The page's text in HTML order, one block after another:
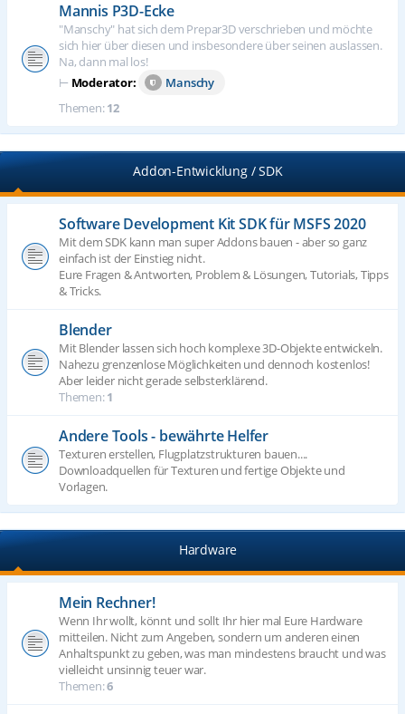
Mannis P3D-Ecke
"Manschy" hat sich dem Prepar3D verschrieben und möchte
sich hier über diesen und insbesondere über seinen auslassen.
Na, dann mal los!
⊢ Moderator:
Manschy
Themen:12
Addon-Entwicklung / SDK
Software Development Kit SDK für MSFS 2020
Mit dem SDK kann man super Addons bauen - aber so ganz
einfach ist der Einstieg nicht.
Eure Fragen & Antworten, Problem & Lösungen, Tutorials, Tipps
& Tricks.
Blender
Mit Blender lassen sich hoch komplexe 3D-Objekte entwickeln.
Nahezu grenzenlose Möglichkeiten und dennoch kostenlos!
Aber leider nicht gerade selbsterklärend.
Themen:1
Andere Tools - bewährte Helfer
Texturen erstellen, Flugplatzstrukturen bauen....
Downloadquellen für Texturen und fertige Objekte und
Vorlagen.
Hardware
Mein Rechner!
Wenn Ihr wollt, könnt und sollt Ihr hier mal Eure Hardware
mitteilen. Nicht zum Angeben, sondern um anderen einen
Anhaltspunkt zu geben, was man mindestens braucht und was
vielleicht unsinnig teuer war.
Themen:6